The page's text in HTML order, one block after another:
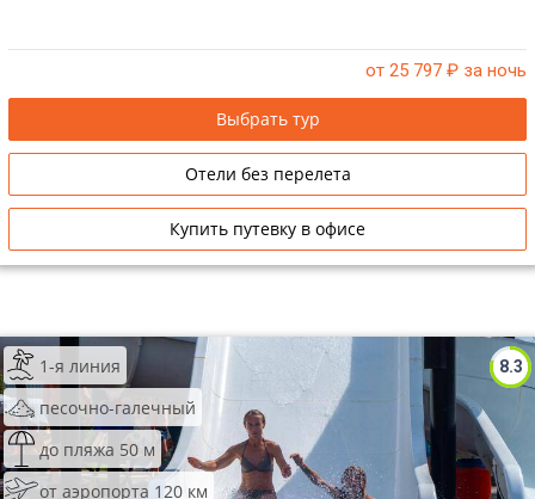
от 25 797 ₽ за ночь
Выбрать тур
Отели без перелета
Купить путевку в офисе
8.3
1-я линия
песочно-галечный
до пляжа 50 м
от аэропорта 120 км